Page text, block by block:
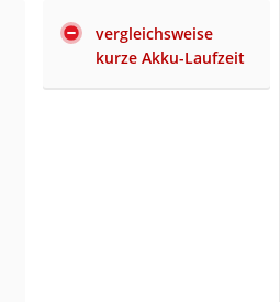
vergleichsweise
kurze Akku-Laufzeit